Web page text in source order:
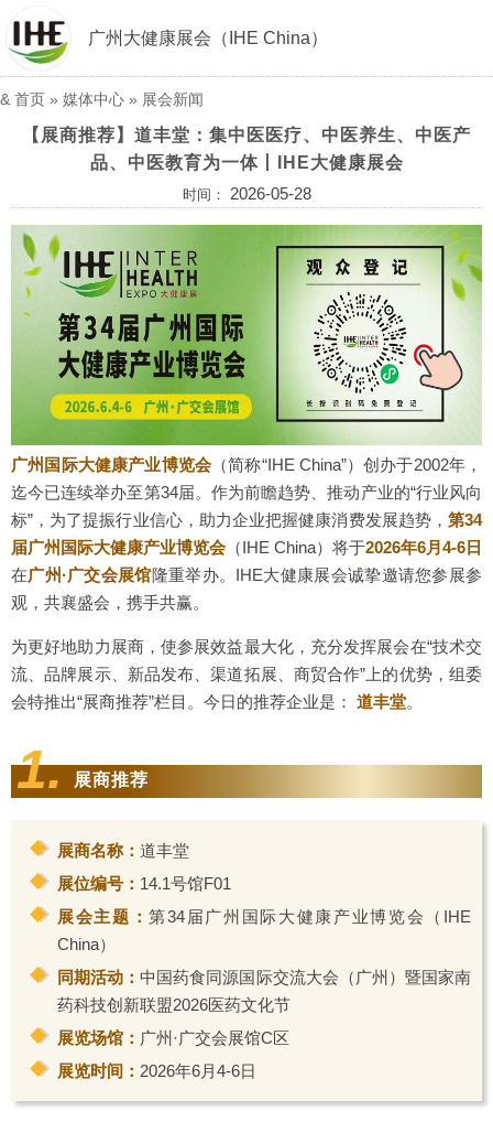
广州大健康展会（IHE China）
& 首页 » 媒体中心 » 展会新闻
【展商推荐】道丰堂：集中医医疗、中医养生、中医产
品、中医教育为一体丨IHE大健康展会
时间： 2026-05-28
广州国际大健康产业博览会（简称“IHE China”）创办于2002年，
迄今已连续举办至第34届。作为前瞻趋势、推动产业的“行业风向
标”，为了提振行业信心，助力企业把握健康消费发展趋势， 第34
届广州国际大健康产业博览会（IHE China） 将于2026年6月4-6日
在广州·广交会展馆隆重举办。IHE大健康展会诚挚邀请您参展参
观，共襄盛会，携手共赢。
为更好地助力展商，使参展效益最大化，充分发挥展会在“技术交
流、品牌展示、新品发布、渠道拓展、商贸合作”上的优势，组委
会特推出“展商推荐”栏目。今日的推荐企业是： 道丰堂。
1. 展商推荐
展商名称： 道丰堂
展位编号： 14.1号馆F01
展会主题：第34届广州国际大健康产业博览会（IHE
China）
同期活动：中国药食同源国际交流大会（广州）暨国家南
药科技创新联盟2026医药文化节
展览场馆： 广州·广交会展馆C区
展览时间： 2026年6月4-6日